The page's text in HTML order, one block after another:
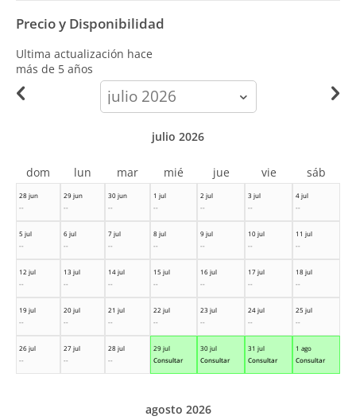
Precio y Disponibilidad
Ultima actualización hace
más de 5 años
calendar-
month
28 jun
--
29 jun
--
30 jun
--
1 jul
--
2 jul
--
3 jul
--
4 jul
--
5 jul
--
6 jul
--
7 jul
--
8 jul
--
9 jul
--
10 jul
--
11 jul
--
12 jul
--
13 jul
--
14 jul
--
15 jul
--
16 jul
--
17 jul
--
18 jul
--
19 jul
--
20 jul
--
21 jul
--
22 jul
--
23 jul
--
24 jul
--
25 jul
--
26 jul
--
27 jul
--
28 jul
--
29 jul
Consultar
30 jul
Consultar
31 jul
Consultar
1 ago
Consultar
julio 2026
dom lun mar mié jue vie sáb
agosto 2026